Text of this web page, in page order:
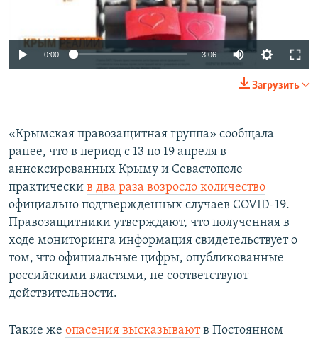
1080p
0:00 3:06 Auto
270p
Загрузить
«Крымская правозащитная группа» сообщала
ранее, что в период с 13 по 19 апреля в
аннексированных Крыму и Севастополе
практически в два раза возросло количество
официально подтвержденных случаев COVID-19.
Правозащитники утверждают, что полученная в
ходе мониторинга информация свидетельствует о
том, что официальные цифры, опубликованные
российскими властями, не соответствуют
действительности.
Такие же опасения высказываютв Постоянном